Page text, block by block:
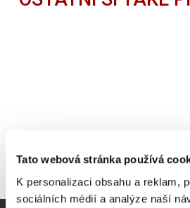
Tato webová stránka používá
K personalizaci obsahu a reklam,
sociálních médií a analýze naší